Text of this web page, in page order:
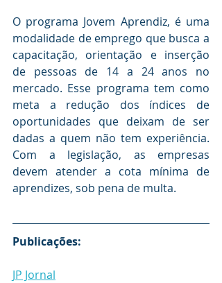
O programa Jovem Aprendiz, é uma
modalidade de emprego que busca a
capacitação, orientação e inserção
de pessoas de 14 a 24 anos no
mercado. Esse programa tem como
meta a redução dos índices de
oportunidades que deixam de ser
dadas a quem não tem experiência.
Com a legislação, as empresas
devem atender a cota mínima de
aprendizes, sob pena de multa.
Publicações:
JP Jornal